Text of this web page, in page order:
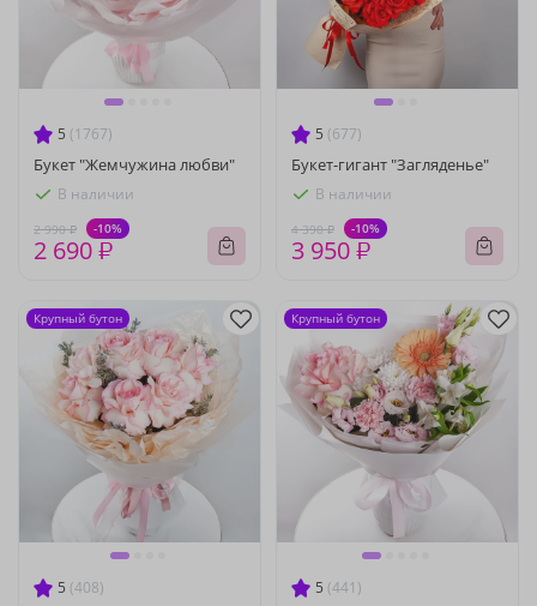
5 (1767)
Букет "Жемчужина любви"
В наличии
2 990 ₽ -10%
2 690 ₽
5 (677)
Букет-гигант "Загляденье"
В наличии
4 390 ₽ -10%
3 950 ₽
5 (408)
Крупный бутон
5 (441)
Крупный бутон